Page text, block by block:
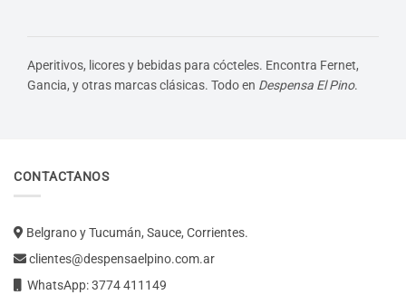
Aperitivos, licores y bebidas para cócteles. Encontra Fernet,
Gancia, y otras marcas clásicas. Todo en Despensa El Pino.
CONTACTANOS
Belgrano y Tucumán, Sauce, Corrientes.
clientes@despensaelpino.com.ar
WhatsApp: 3774 411149